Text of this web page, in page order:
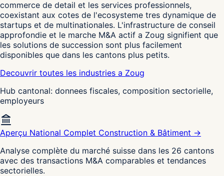
commerce de detail et les services professionnels,
coexistant aux cotes de l'ecosysteme tres dynamique de
startups et de multinationales. L'infrastructure de conseil
approfondie et le marche M&A actif a Zoug signifient que
les solutions de succession sont plus facilement
disponibles que dans les cantons plus petits.
Decouvrir toutes les industries a Zoug
Hub cantonal: donnees fiscales, composition sectorielle,
employeurs
Aperçu National Complet Construction & Bâtiment →
Analyse complète du marché suisse dans les 26 cantons
avec des transactions M&A comparables et tendances
sectorielles.